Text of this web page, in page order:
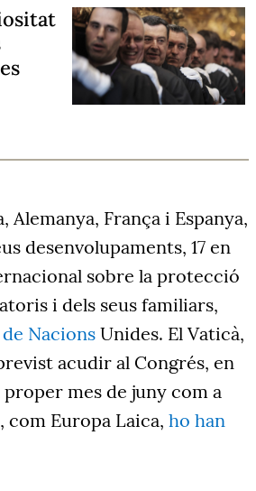
França i Espanya,
desenvolupaments, 17 en
sobre la protecció
i dels seus familiars,
NacionsUnides. El Vaticà,
acudir al Congrés, en
mes de juny com a
com Europa Laica, ho han